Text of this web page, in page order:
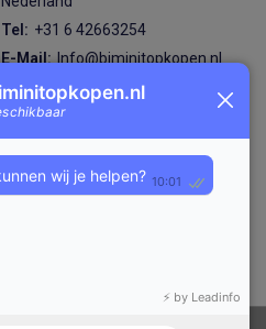
Tel: +31 6 42663254
E-Mail: Info@biminitopkopen.nl
KVK nummer: 92824870
BTW nummer: NL004980474B89
IBAN: NL87 RABO 0380 7619 98